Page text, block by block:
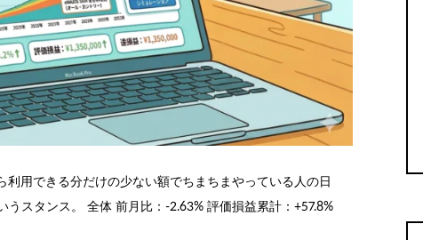
用できる分だけの少ない額でちまちまやっている人の日
スタンス。 全体 前月比：-2.63% 評価損益累計：+57.8%